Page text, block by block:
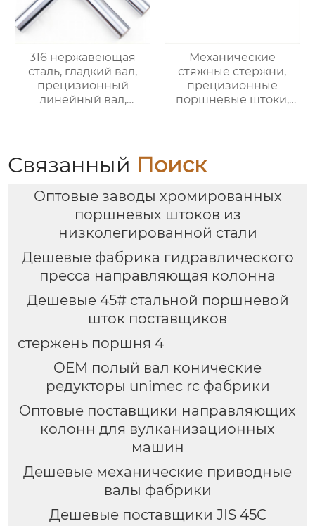
316 нержавеющая
сталь, гладкий вал,
прецизионный
линейный вал,
хромированный
Механические
стяжные стержни,
прецизионные
поршневые штоки,
полированные валы.
Возможна
индивидуальная
настройка, прямая
продажа с завода.
Связанный Поиск
Оптовые заводы хромированных
поршневых штоков из
низколегированной стали
Дешевые фабрика гидравлического
пресса направляющая колонна
Дешевые 45# стальной поршневой
шток поставщиков
стержень поршня 4
OEM полый вал конические
редукторы unimec rc фабрики
Оптовые поставщики направляющих
колонн для вулканизационных
машин
Дешевые механические приводные
валы фабрики
Дешевые поставщики JIS 45C